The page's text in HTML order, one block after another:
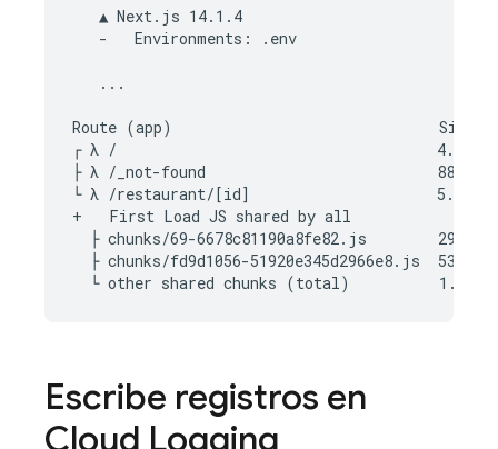
   ▲ Next.js 14.1.4
   -   Environments: .env
   ...
Route (app)                              Size
┌ λ /                                    4.79 kB
├ λ /_not-found                          882 B
└ λ /restaurant/[id]                     5.28
+   First Load JS shared by all            84.4
  ├ chunks/69-6678c81190a8fe82.js        29 kB
├ chunks/fd9d1056-51920e345d2966e8.js  53.4
Escribe registros en
Cloud Logging